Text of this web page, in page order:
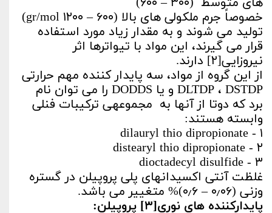
خصوصاً جرم ملکولی­ های بالا (۶۰۰ – ۱۲۰۰ gr/mol)
تولید می ­شوند و به مقدار زیاد مورد استفاده
قرار می­ گیرند، این مواد با تیواترها اثر
نیروزایی[۲] دارند.
از این گروه از مواد، سه پایدار کننده­ مهم حرارتی
DLTDP ، DSTDP و یا DODDS را می­ توان نام
برد که دوتا از آن­ها به مجموعه­ی ترکیبات فنلی
وابسته هستند:
۱ - dilauryl thio dipropionate
۲ - distearyl thio dipropionate
۳ - dioctadecyl disulfide
غلظت آنتی­ اکسیدان­های پلی ­پروپیلن در گستره
وزنی (۰٫۰۶ – ۰٫۶)% متغییر می ­باشد.
پایدارکننده­ های نوری[۳] پروپیلن: